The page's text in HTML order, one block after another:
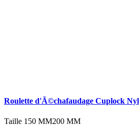
Roulette d'Ã©chafaudage Cuplock
Taille 150 MM200 MM